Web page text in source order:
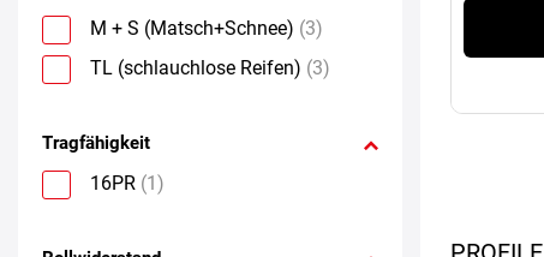
M + S (Matsch+Schnee) (3)
TL (schlauchlose Reifen) (3)
Tragfähigkeit
16PR (1)